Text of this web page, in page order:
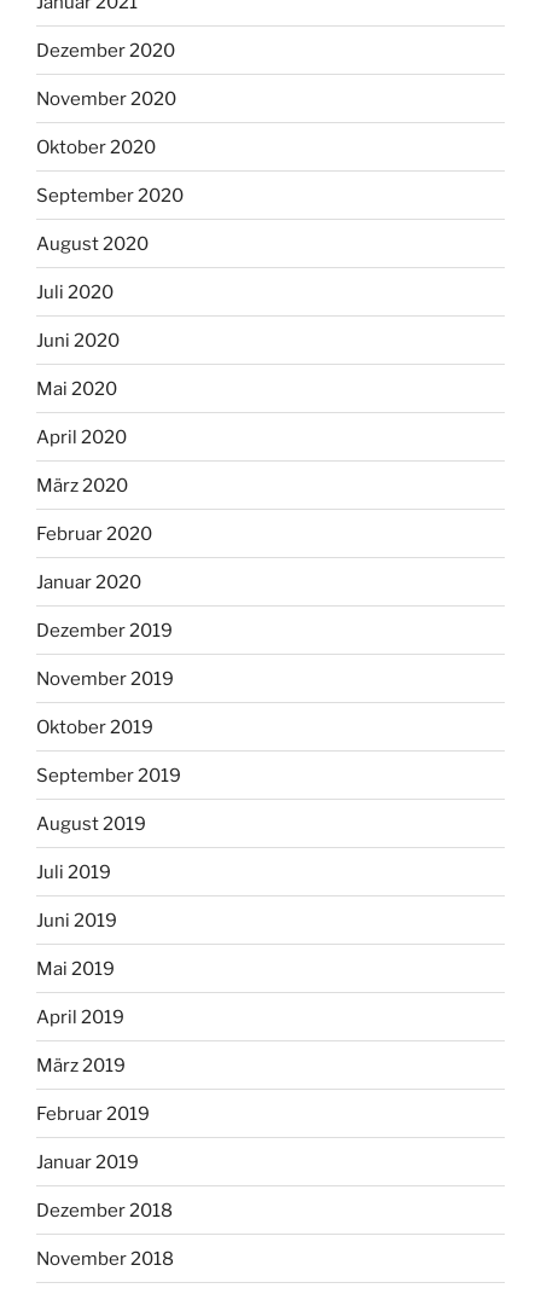
Dezember 2020
November 2020
Oktober 2020
September 2020
August 2020
Juli 2020
Juni 2020
Mai 2020
April 2020
März 2020
Februar 2020
Januar 2020
Dezember 2019
November 2019
Oktober 2019
September 2019
August 2019
Juli 2019
Juni 2019
Mai 2019
April 2019
März 2019
Februar 2019
Januar 2019
Dezember 2018
November 2018